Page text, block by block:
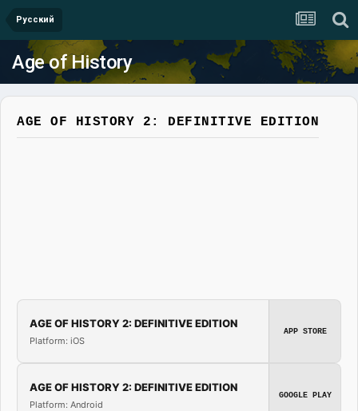
Русский
Age of History
AGE OF HISTORY 2: DEFINITIVE EDITION
AGE OF HISTORY 2: DEFINITIVE EDITION
Platform: iOS
APP STORE
AGE OF HISTORY 2: DEFINITIVE EDITION
Platform: Android
GOOGLE PLAY